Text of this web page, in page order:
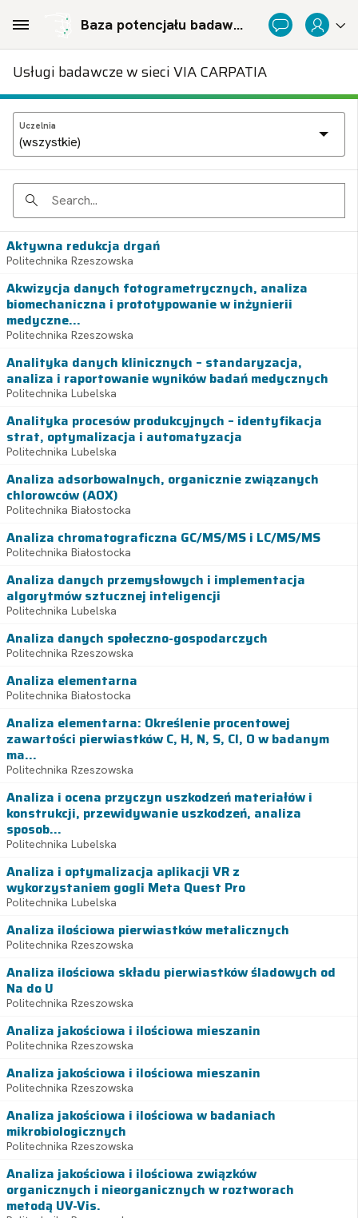
Baza potencjału badawczego Politechnicznej Sieci Via Carpatia im. Prezydenta RP Lecha Kaczyńskiego
Usługi badawcze w sieci VIA CARPATIA
Uczelnia
Search
Aktywna redukcja drgań
Politechnika Rzeszowska
Akwizycja danych fotogrametrycznych, analiza
biomechaniczna i prototypowanie w inżynierii
medyczne...
Politechnika Rzeszowska
Analityka danych klinicznych – standaryzacja,
analiza i raportowanie wyników badań medycznych
Politechnika Lubelska
Analityka procesów produkcyjnych – identyfikacja
strat, optymalizacja i automatyzacja
Politechnika Lubelska
Analiza adsorbowalnych, organicznie związanych
chlorowców (AOX)
Politechnika Białostocka
Analiza chromatograficzna GC/MS/MS i LC/MS/MS
Politechnika Białostocka
Analiza danych przemysłowych i implementacja
algorytmów sztucznej inteligencji
Politechnika Lubelska
Analiza danych społeczno-gospodarczych
Politechnika Rzeszowska
Analiza elementarna
Politechnika Białostocka
Analiza elementarna: Określenie procentowej
zawartości pierwiastków C, H, N, S, Cl, O w badanym
ma...
Politechnika Rzeszowska
Analiza i ocena przyczyn uszkodzeń materiałów i
konstrukcji, przewidywanie uszkodzeń, analiza
sposob...
Politechnika Lubelska
Analiza i optymalizacja aplikacji VR z
wykorzystaniem gogli Meta Quest Pro
Politechnika Lubelska
Analiza ilościowa pierwiastków metalicznych
Politechnika Rzeszowska
Analiza ilościowa składu pierwiastków śladowych od
Na do U
Politechnika Rzeszowska
Analiza jakościowa i ilościowa mieszanin
Politechnika Rzeszowska
Analiza jakościowa i ilościowa mieszanin
Politechnika Rzeszowska
Analiza jakościowa i ilościowa w badaniach
mikrobiologicznych
Politechnika Rzeszowska
Analiza jakościowa i ilościowa związków
organicznych i nieorganicznych w roztworach
metodą UV-Vis.